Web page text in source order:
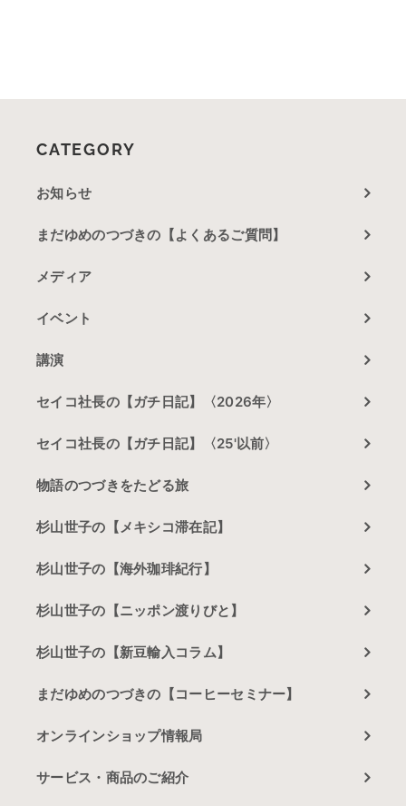
CATEGORY
お知らせ
まだゆめのつづきの【よくあるご質問】
メディア
イベント
講演
セイコ社長の【ガチ日記】〈2026年〉
セイコ社長の【ガチ日記】〈25'以前〉
物語のつづきをたどる旅
杉山世子の【メキシコ滞在記】
杉山世子の【海外珈琲紀行】
杉山世子の【ニッポン渡りびと】
杉山世子の【新豆輸入コラム】
まだゆめのつづきの【コーヒーセミナー】
オンラインショップ情報局
サービス・商品のご紹介